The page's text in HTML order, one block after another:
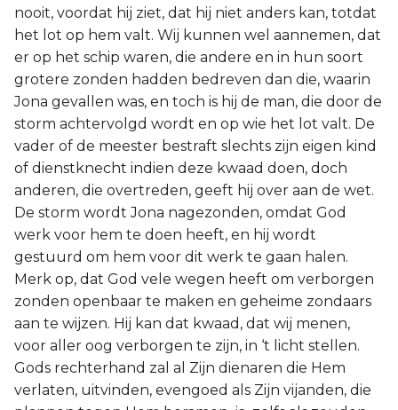
nooit, voordat hij ziet, dat hij niet anders kan, totdat
het lot op hem valt. Wij kunnen wel aannemen, dat
er op het schip waren, die andere en in hun soort
grotere zonden hadden bedreven dan die, waarin
Jona gevallen was, en toch is hij de man, die door de
storm achtervolgd wordt en op wie het lot valt. De
vader of de meester bestraft slechts zijn eigen kind
of dienstknecht indien deze kwaad doen, doch
anderen, die overtreden, geeft hij over aan de wet.
De storm wordt Jona nagezonden, omdat God
werk voor hem te doen heeft, en hij wordt
gestuurd om hem voor dit werk te gaan halen.
Merk op, dat God vele wegen heeft om verborgen
zonden openbaar te maken en geheime zondaars
aan te wijzen. Hij kan dat kwaad, dat wij menen,
voor aller oog verborgen te zijn, in ‘t licht stellen.
Gods rechterhand zal al Zijn dienaren die Hem
verlaten, uitvinden, evengoed als Zijn vijanden, die